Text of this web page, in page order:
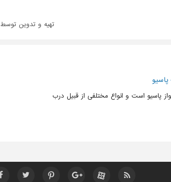
تهیه و تدوین توسط
پاسیو است و انواع مختلفی از قبیل درب